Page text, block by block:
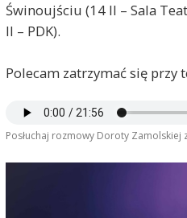
Świnoujściu (14 II – Sala
II – PDK).
Polecam zatrzymać się
Posłuchaj rozmowy Doroty Zamolskiej